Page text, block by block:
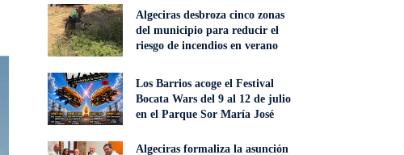
Algeciras desbroza cinco zonas
del municipio para reducir el
riesgo de incendios en verano
Los Barrios acoge el Festival
Bocata Wars del 9 al 12 de julio
en el Parque Sor María José
Algeciras formaliza la asunción